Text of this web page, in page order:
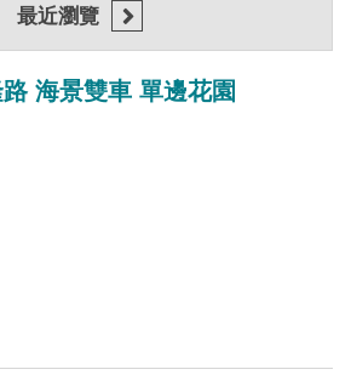
海景雙車 單邊花園
最近瀏覽